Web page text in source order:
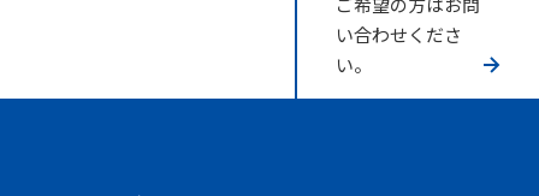
い合わせくださ
い。